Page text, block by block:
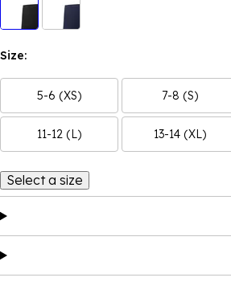
Size:
5-6 (XS) 7-8 (S)
11-12 (L) 13-14 (XL)
Select a size